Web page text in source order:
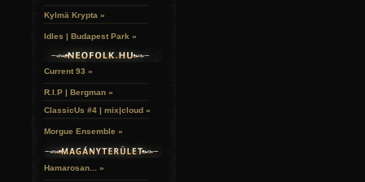
Kylmä Krypta »
Idles | Budapest Park »
Current 93 »
R.I.P | Bergman »
ClassicUs #4 | mix|cloud »
Morgue Ensemble »
Hamarosan... »